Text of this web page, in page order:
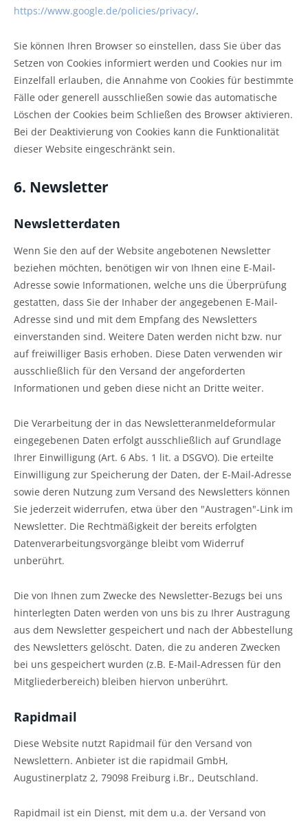
https://www.google.de/policies/privacy/.
Sie können Ihren Browser so einstellen, dass Sie über das
Setzen von Cookies informiert werden und Cookies nur im
Einzelfall erlauben, die Annahme von Cookies für bestimmte
Fälle oder generell ausschließen sowie das automatische
Löschen der Cookies beim Schließen des Browser aktivieren.
Bei der Deaktivierung von Cookies kann die Funktionalität
dieser Website eingeschränkt sein.
6. Newsletter
Newsletterdaten
Wenn Sie den auf der Website angebotenen Newsletter
beziehen möchten, benötigen wir von Ihnen eine E-Mail-
Adresse sowie Informationen, welche uns die Überprüfung
gestatten, dass Sie der Inhaber der angegebenen E-Mail-
Adresse sind und mit dem Empfang des Newsletters
einverstanden sind. Weitere Daten werden nicht bzw. nur
auf freiwilliger Basis erhoben. Diese Daten verwenden wir
ausschließlich für den Versand der angeforderten
Informationen und geben diese nicht an Dritte weiter.
Die Verarbeitung der in das Newsletteranmeldeformular
eingegebenen Daten erfolgt ausschließlich auf Grundlage
Ihrer Einwilligung (Art. 6 Abs. 1 lit. a DSGVO). Die erteilte
Einwilligung zur Speicherung der Daten, der E-Mail-Adresse
sowie deren Nutzung zum Versand des Newsletters können
Sie jederzeit widerrufen, etwa über den "Austragen"-Link im
Newsletter. Die Rechtmäßigkeit der bereits erfolgten
Datenverarbeitungsvorgänge bleibt vom Widerruf
unberührt.
Die von Ihnen zum Zwecke des Newsletter-Bezugs bei uns
hinterlegten Daten werden von uns bis zu Ihrer Austragung
aus dem Newsletter gespeichert und nach der Abbestellung
des Newsletters gelöscht. Daten, die zu anderen Zwecken
bei uns gespeichert wurden (z.B. E-Mail-Adressen für den
Mitgliederbereich) bleiben hiervon unberührt.
Rapidmail
Diese Website nutzt Rapidmail für den Versand von
Newslettern. Anbieter ist die rapidmail GmbH,
Augustinerplatz 2, 79098 Freiburg i.Br., Deutschland.
Rapidmail ist ein Dienst, mit dem u.a. der Versand von